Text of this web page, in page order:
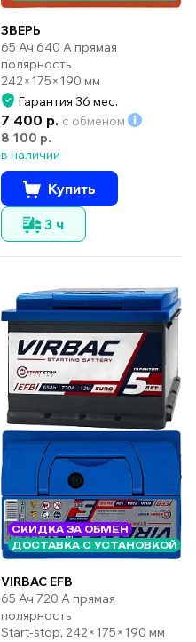
ЗВЕРЬ
65 Ач 640 А прямая
полярность
242×175×190 мм
Гарантия 36 мес.
7 400 р. с обменом
8 100 р.
в наличии
Купить
3 ч
СКИДКА ЗА ОБМЕН
ДОСТАВКА С УСТАНОВКОЙ
VIRBAC EFB
65 Ач 720 А прямая
полярность
Start-stop, 242×175×190 мм